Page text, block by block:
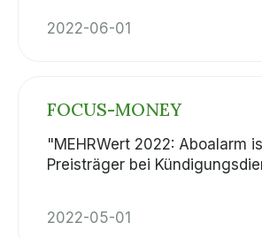
2022-06-01
FOCUS-MONEY
"MEHRWert 2022: Aboalarm
Preisträger bei
2022-05-01